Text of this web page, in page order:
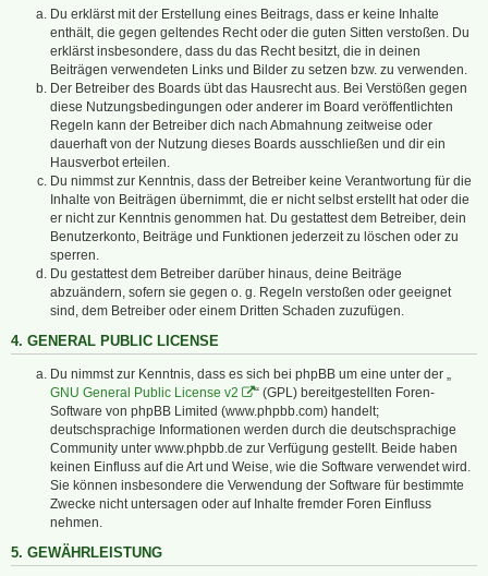
Du erklärst mit der Erstellung eines Beitrags, dass er keine Inhalte
enthält, die gegen geltendes Recht oder die guten Sitten verstoßen. Du
erklärst insbesondere, dass du das Recht besitzt, die in deinen
Beiträgen verwendeten Links und Bilder zu setzen bzw. zu verwenden.
Der Betreiber des Boards übt das Hausrecht aus. Bei Verstößen gegen
diese Nutzungsbedingungen oder anderer im Board veröffentlichten
Regeln kann der Betreiber dich nach Abmahnung zeitweise oder
dauerhaft von der Nutzung dieses Boards ausschließen und dir ein
Hausverbot erteilen.
Du nimmst zur Kenntnis, dass der Betreiber keine Verantwortung für die
Inhalte von Beiträgen übernimmt, die er nicht selbst erstellt hat oder die
er nicht zur Kenntnis genommen hat. Du gestattest dem Betreiber, dein
Benutzerkonto, Beiträge und Funktionen jederzeit zu löschen oder zu
sperren.
Du gestattest dem Betreiber darüber hinaus, deine Beiträge
abzuändern, sofern sie gegen o. g. Regeln verstoßen oder geeignet
sind, dem Betreiber oder einem Dritten Schaden zuzufügen.
4. GENERAL PUBLIC LICENSE
Du nimmst zur Kenntnis, dass es sich bei phpBB um eine unter der „
GNU General Public License v2
“ (GPL) bereitgestellten Foren-
Software von phpBB Limited (www.phpbb.com) handelt;
deutschsprachige Informationen werden durch die deutschsprachige
Community unter www.phpbb.de zur Verfügung gestellt. Beide haben
keinen Einfluss auf die Art und Weise, wie die Software verwendet wird.
Sie können insbesondere die Verwendung der Software für bestimmte
Zwecke nicht untersagen oder auf Inhalte fremder Foren Einfluss
nehmen.
5. GEWÄHRLEISTUNG